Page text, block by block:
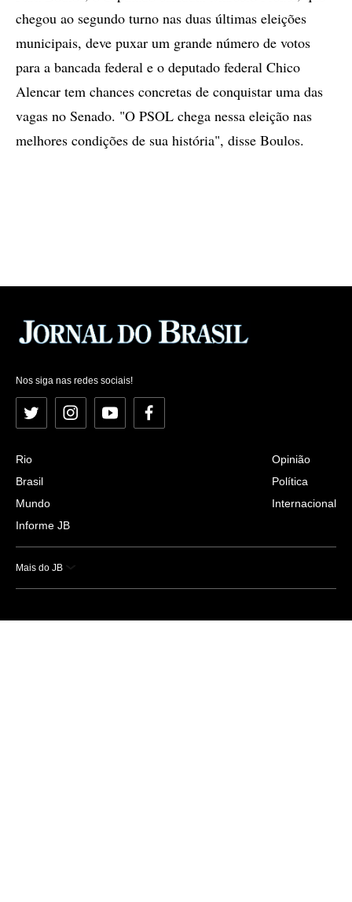
chegou ao segundo turno nas duas últimas eleições
municipais, deve puxar um grande número de votos
para a bancada federal e o deputado federal Chico
Alencar tem chances concretas de conquistar uma das
vagas no Senado. "O PSOL chega nessa eleição nas
melhores condições de sua história", disse Boulos.
Nos siga nas redes sociais!
Twitter InstagramYouTubeFacebook
Rio
Brasil
Mundo
Informe JB
Opinião
Política
Internacional
Mais do JB
Esportes